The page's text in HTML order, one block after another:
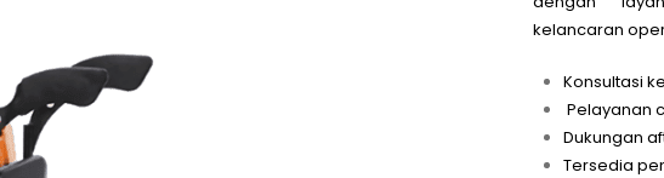
kelancaran
Konsultasi
Pelayanan
Dukungan
Tersedia